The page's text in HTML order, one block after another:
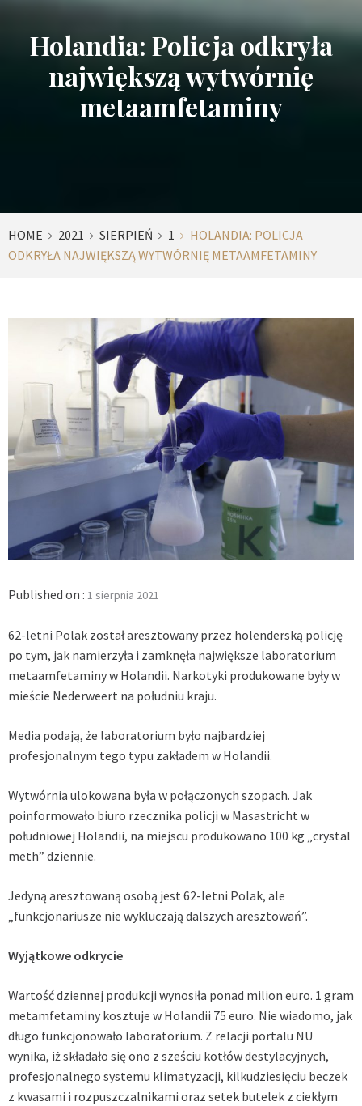
Holandia: Policja odkryła
największą wytwórnię
metaamfetaminy
HOME 2021 SIERPIEŃ 1
HOLANDIA: POLICJA
ODKRYŁA NAJWIĘKSZĄ WYTWÓRNIĘ METAAMFETAMINY
Published on : 1 sierpnia 2021
62-letni Polak został aresztowany przez holenderską policję
po tym, jak namierzyła i zamknęła największe laboratorium
metaamfetaminy w Holandii. Narkotyki produkowane były w
mieście Nederweert na południu kraju.
Media podają, że laboratorium było najbardziej
profesjonalnym tego typu zakładem w Holandii.
Wytwórnia ulokowana była w połączonych szopach. Jak
poinformowało biuro rzecznika policji w Masastricht w
południowej Holandii, na miejscu produkowano 100 kg „crystal
meth” dziennie.
Jedyną aresztowaną osobą jest 62-letni Polak, ale
„funkcjonariusze nie wykluczają dalszych aresztowań”.
Wyjątkowe odkrycie
Wartość dziennej produkcji wynosiła ponad milion euro. 1 gram
metamfetaminy kosztuje w Holandii 75 euro. Nie wiadomo, jak
długo funkcjonowało laboratorium. Z relacji portalu NU
wynika, iż składało się ono z sześciu kotłów destylacyjnych,
profesjonalnego systemu klimatyzacji, kilkudziesięciu beczek
z kwasami i rozpuszczalnikami oraz setek butelek z ciekłym